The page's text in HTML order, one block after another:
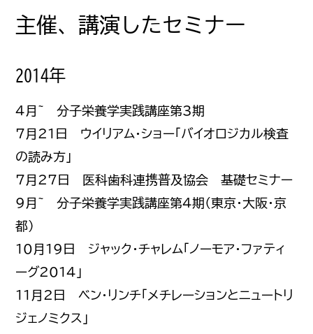
主催、講演したセミナー
2014年
4月~ 分子栄養学実践講座第3期
7月21日 ウイリアム・ショー「バイオロジカル検査
の読み方」
7月27日 医科歯科連携普及協会 基礎セミナー
9月~ 分子栄養学実践講座第4期（東京・大阪・京
都）
10月19日 ジャック・チャレム「ノーモア・ファティ
ーグ2014」
11月2日 ベン・リンチ「メチレーションとニュートリ
ジェノミクス」